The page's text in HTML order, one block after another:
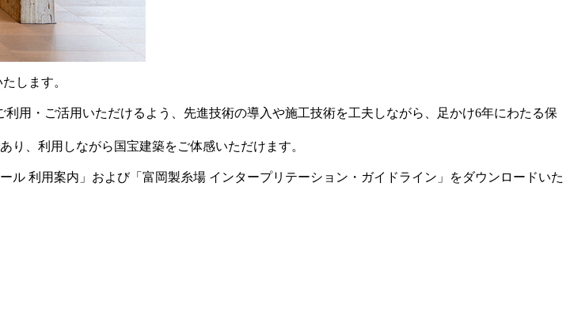
します。
用・ご活用いただけるよう、先進技術の導入や施工技術を工夫しながら、足かけ6年にわたる保
、利用しながら国宝建築をご体感いただけます。
利用案内」および「富岡製糸場 インタープリテーション・ガイドライン」をダウンロードいた